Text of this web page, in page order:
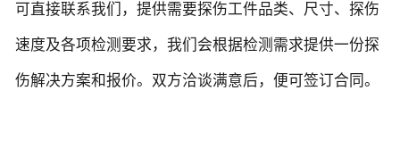
可直接联系我们，提供需要探伤工件品类、尺寸、探伤
速度及各项检测要求，我们会根据检测需求提供一份探
伤解决方案和报价。双方洽谈满意后，便可签订合同。